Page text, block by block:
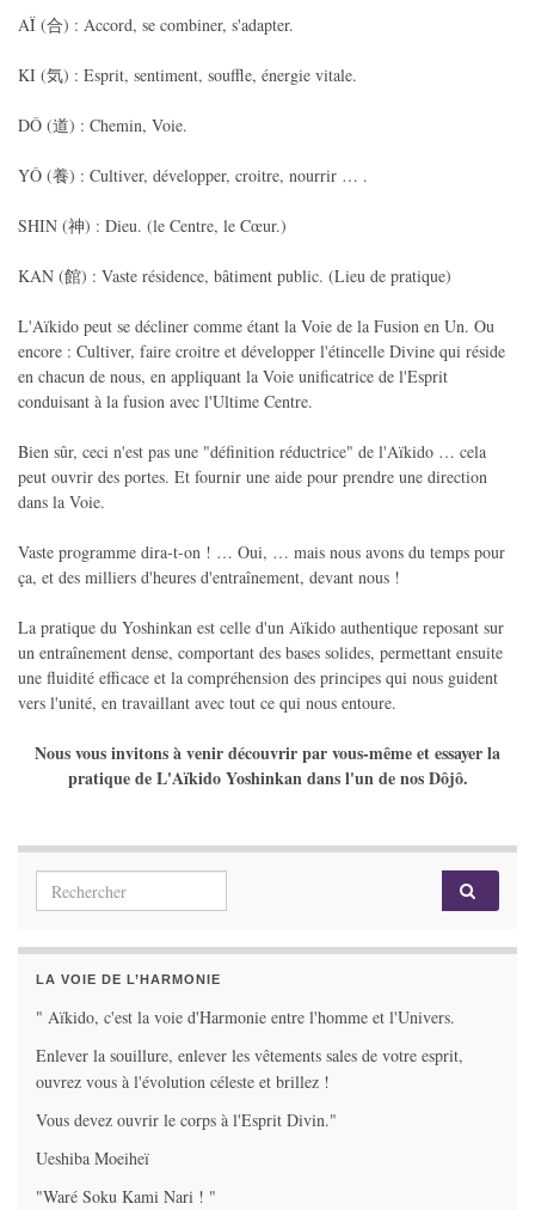
AÏ (合) : Accord, se combiner, s'adapter.
KI (気) : Esprit, sentiment, souffle, énergie vitale.
DÔ (道) : Chemin, Voie.
YÔ (養) : Cultiver, développer, croitre, nourrir … .
SHIN (神) : Dieu. (le Centre, le Cœur.)
KAN (館) : Vaste résidence, bâtiment public. (Lieu de pratique)
L'Aïkido peut se décliner comme étant la Voie de la Fusion en Un. Ou
encore : Cultiver, faire croitre et développer l'étincelle Divine qui réside
en chacun de nous, en appliquant la Voie unificatrice de l'Esprit
conduisant à la fusion avec l'Ultime Centre.
Bien sûr, ceci n'est pas une "définition réductrice" de l'Aïkido … cela
peut ouvrir des portes. Et fournir une aide pour prendre une direction
dans la Voie.
Vaste programme dira-t-on ! … Oui, … mais nous avons du temps pour
ça, et des milliers d'heures d'entraînement, devant nous !
La pratique du Yoshinkan est celle d'un Aïkido authentique reposant sur
un entraînement dense, comportant des bases solides, permettant ensuite
une fluidité efficace et la compréhension des principes qui nous guident
vers l'unité, en travaillant avec tout ce qui nous entoure.
Nous vous invitons à venir découvrir par vous-même et essayer la
pratique de L'Aïkido Yoshinkan dans l'un de nos Dôjô.
Search for:
LA VOIE DE L’HARMONIE
" Aïkido, c'est la voie d'Harmonie entre l'homme et l'Univers.
Enlever la souillure, enlever les vêtements sales de votre esprit,
ouvrez vous à l'évolution céleste et brillez !
Vous devez ouvrir le corps à l'Esprit Divin."
Ueshiba Moeiheï
"Waré Soku Kami Nari ! "